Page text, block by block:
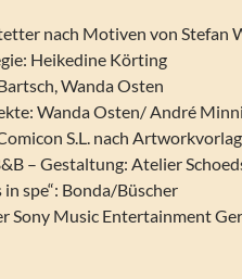
nach Motiven von Stefan
Heikedine Körting
Wanda Osten
Wanda Osten/ André
S.L. nach
– Gestaltung: Atelier
spe“: Bonda/Büscher
Sony Music Entertainment